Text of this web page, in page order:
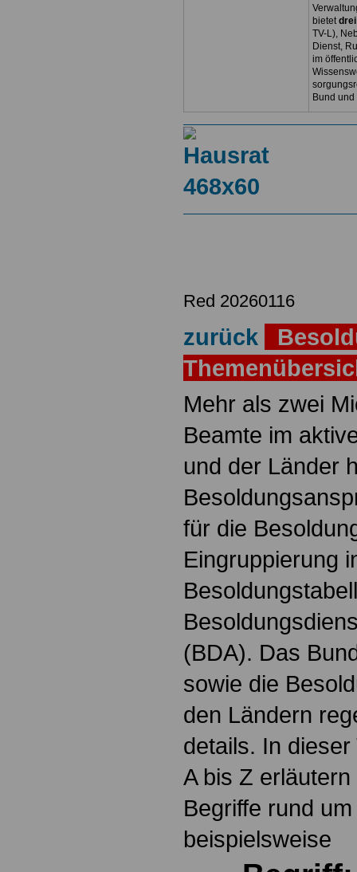
bietet
TV-L),
Dienst,
im
Bund
Red 20260116
zurück
Mehr als zwei
Beamte im
und der Länder
für die
Eingruppierung
(BDA). Das
sowie die
den Ländern
details. In
A bis Z
Begriffe rund
beispielsweise